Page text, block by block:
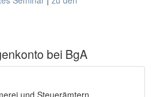
bei BgA
und Steuerämtern